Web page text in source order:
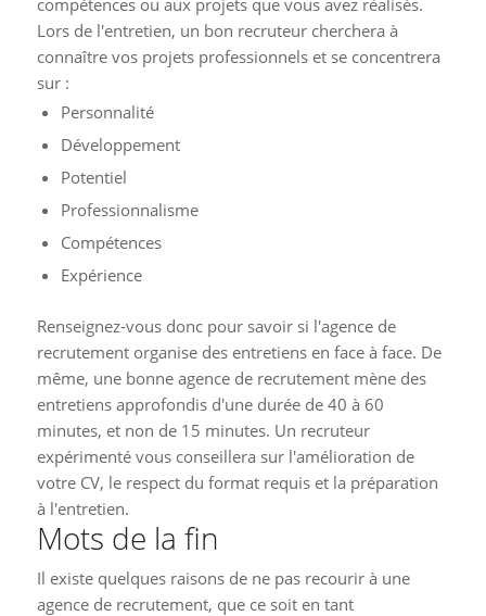
Lors de l'entretien, un bon recruteur cherchera à
connaître vos projets professionnels et se concentrera
sur :
Personnalité
Développement
Potentiel
Professionnalisme
Compétences
Expérience
Renseignez-vous donc pour savoir si l'agence de
recrutement organise des entretiens en face à face. De
même, une bonne agence de recrutement mène des
entretiens approfondis d'une durée de 40 à 60
minutes, et non de 15 minutes. Un recruteur
expérimenté vous conseillera sur l'amélioration de
votre CV, le respect du format requis et la préparation
à l'entretien.
Mots de la fin
Il existe quelques raisons de ne pas recourir à une
agence de recrutement, que ce soit en tant